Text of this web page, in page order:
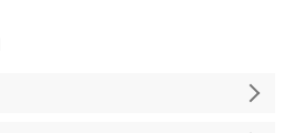
ウンター下 おしゃれ ごみ箱 分別
リビング コンパクト 抗菌 防汚 シン